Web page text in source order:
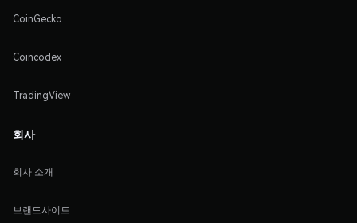
CoinGecko
Coincodex
TradingView
회사
회사 소개
브랜드사이트